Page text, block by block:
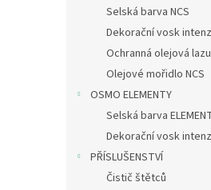
Selská barva NCS
Dekorační vosk
Ochranná olejová
Olejové mořidlo NCS
OSMO ELEMENTY
Selská barva
Dekorační vosk
PŘÍSLUŠENSTVÍ
Čistič štětců